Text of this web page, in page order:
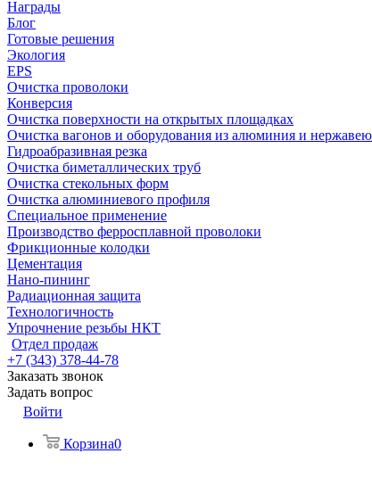
Награды
Блог
Готовые решения
Экология
EPS
Очистка проволоки
Конверсия
Очистка поверхности на открытых площадках
Очистка вагонов и оборудования из алюминия и
Гидроабразивная резка
Очистка биметаллических труб
Очистка стекольных форм
Очистка алюминиевого профиля
Специальное применение
Производство ферросплавной проволоки
Фрикционные колодки
Цементация
Нано-пининг
Радиационная защита
Технологичность
Упрочнение резьбы НКТ
Отдел продаж
+7 (343) 378-44-78
Заказать звонок
Задать вопрос
Войти
Корзина0